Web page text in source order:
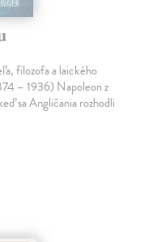
filozofa a laického
– 1936) Napoleon z
sa Angličania rozhodli